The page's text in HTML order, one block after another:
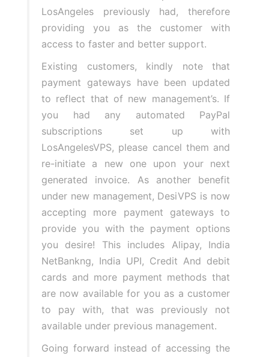
LosAngeles previously had, therefore
providing you as the customer with
access to faster and better support.
Existing customers, kindly note that
payment gateways have been updated
to reflect that of new management’s. If
you had any automated PayPal
subscriptions set up with
LosAngelesVPS, please cancel them and
re-initiate a new one upon your next
generated invoice. As another benefit
under new management, DesiVPS is now
accepting more payment gateways to
provide you with the payment options
you desire! This includes Alipay, India
NetBankng, India UPI, Credit And debit
cards and more payment methods that
are now available for you as a customer
to pay with, that was previously not
available under previous management.
Going forward instead of accessing the